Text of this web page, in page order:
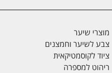
מוצרי שיער
צבע לשיער וחמצנים
ציוד לקוסמטיקאית
ריהוט למספרה